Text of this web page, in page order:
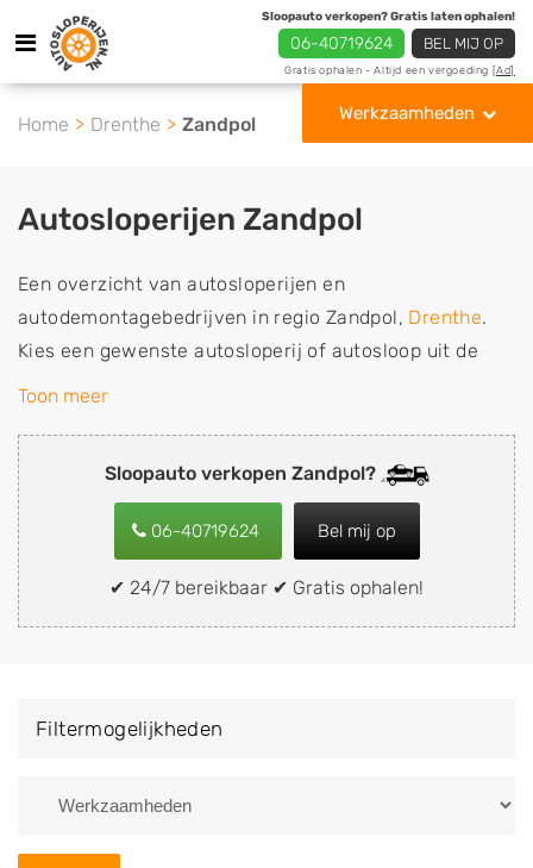
Sloopauto verkopen? Gratis laten ophalen!
06-40719624 BEL MIJ OP
Gratis ophalen - Altijd een vergoeding [Ad]
Werkzaamheden
Home Drenthe Zandpol
Sloopauto verkopen Zandpol?
06-40719624 Bel mij op
✔ 24/7 bereikbaar ✔ Gratis ophalen!
Autosloperijen Zandpol
Een overzicht van autosloperijen en
autodemontagebedrijven in regio Zandpol, Drenthe.
Kies een gewenste autosloperij of autosloop uit de
lijst die gespecialiseerd is in de verkoop van
de inkoop van sloopauto's, schadeauto's en
tweedehands auto's (ook zonder apk keuring). Wilt u
uw auto, camper, vrachtwagen, motor of brommobiel
snel en eenvoudig verkopen aan een
demontagebedrijf in de buurt, deze zelf wegbrengen
naar de sloop of deze liever laten ophalen op een
van Zandpol en ontvang een vergoeding voor uw oude
Zoekt u liever naar een sloperij in een andere plaats of
Toon meer
Filtermogelijkheden